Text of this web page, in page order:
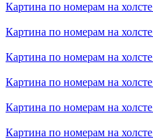
Картина по номерам на холсте
Картина по номерам на холсте
Картина по номерам на холсте
Картина по номерам на холсте
Картина по номерам на холсте
Картина по номерам на холсте